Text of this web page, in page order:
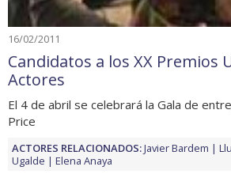
16/02/2011
Candidatos a los XX Premios
Actores
El 4 de abril se celebrará la Gala de
Price
ACTORES RELACIONADOS:Javier Bardem
Ugalde
Elena Anaya